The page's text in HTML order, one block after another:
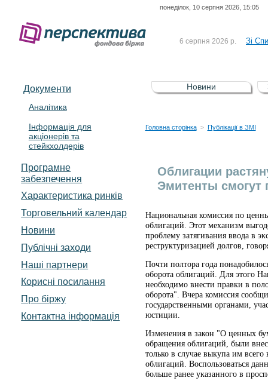
понеділок, 10 серпня 2026, 15:05
6 серпня 2026 р. Зі
5 серпня 2026 р.
Зі
UA4000232607)
4 серпня 2026 р.
До
Документи
Аналітика
Інформація для
акціонерів та
стейкхолдерів
Програмне
забезпечення
Характеристика pинків
Торговельний календар
Новини
Публічні заходи
Наші партнери
Корисні посилання
Про біржу
Контактна інформація
Новини
Головна сторінка > Публікації в ЗМІ
Облигации
Эмитенты смогут
Национальная комиссия по
облигаций. Этот механизм
проблему затягивания ввода в
реструктуризацией долгов,
Почти полтора года
оборота облигаций. Для этого
необходимо внести правки в
оборота". Вчера комиссия
государственными органами,
юстиции.
Изменения в закон "О ценных
обращения облигаций, были
только в случае выкупа им
облигаций. Воспользоваться
больше ранее указанного в